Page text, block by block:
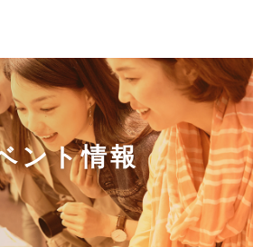
ント情報